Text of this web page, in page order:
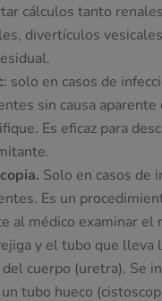
cálculos tanto
divertículos
: solo en casos de
sin causa
Es eficaz para
Solo en casos de
Es un
al médico examinar el
y el tubo que lleva
del cuerpo (uretra). Se
tubo hueco